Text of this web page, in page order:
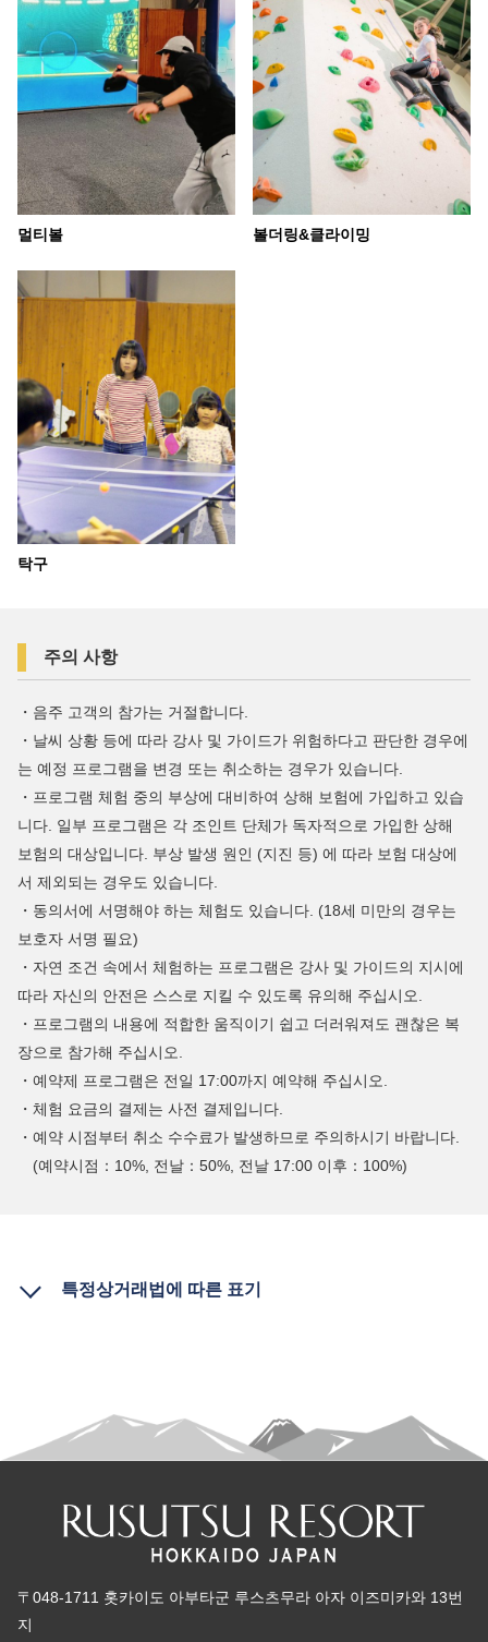
멀티볼 볼더링&클라이밍
탁구
주의 사항
・음주 고객의 참가는 거절합니다.
・날씨 상황 등에 따라 강사 및 가이드가 위험하다고 판단한 경우에
는 예정 프로그램을 변경 또는 취소하는 경우가 있습니다.
・프로그램 체험 중의 부상에 대비하여 상해 보험에 가입하고 있습
니다. 일부 프로그램은 각 조인트 단체가 독자적으로 가입한 상해
보험의 대상입니다. 부상 발생 원인 (지진 등) 에 따라 보험 대상에
서 제외되는 경우도 있습니다.
・동의서에 서명해야 하는 체험도 있습니다. (18세 미만의 경우는
보호자 서명 필요)
・자연 조건 속에서 체험하는 프로그램은 강사 및 가이드의 지시에
따라 자신의 안전은 스스로 지킬 수 있도록 유의해 주십시오.
・프로그램의 내용에 적합한 움직이기 쉽고 더러워져도 괜찮은 복
장으로 참가해 주십시오.
・예약제 프로그램은 전일 17:00까지 예약해 주십시오.
・체험 요금의 결제는 사전 결제입니다.
・예약 시점부터 취소 수수료가 발생하므로 주의하시기 바랍니다.
(예약시점：10%, 전날：50%, 전날 17:00 이후：100%)
특정상거래법에 따른 표기
〒048-1711 홋카이도 아부타군 루스츠무라 아자 이즈미카와 13번
지